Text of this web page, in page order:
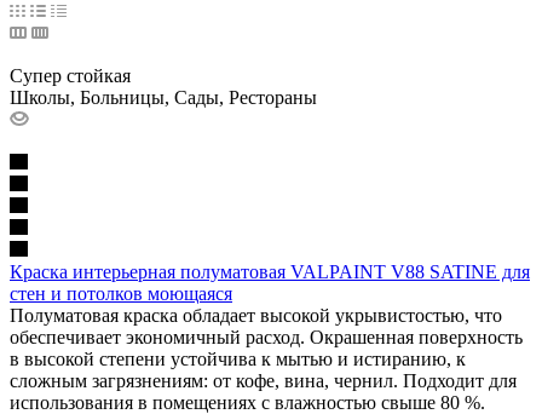
Супер стойкая
Школы, Больницы, Сады, Рестораны
Краска интерьерная полуматовая VALPAINT V88 SATINE для
стен и потолков моющаяся
Полуматовая краска обладает высокой укрывистостью, что
обеспечивает экономичный расход. Окрашенная поверхность
в высокой степени устойчива к мытью и истиранию, к
сложным загрязнениям: от кофе, вина, чернил. Подходит для
использования в помещениях с влажностью свыше 80 %.